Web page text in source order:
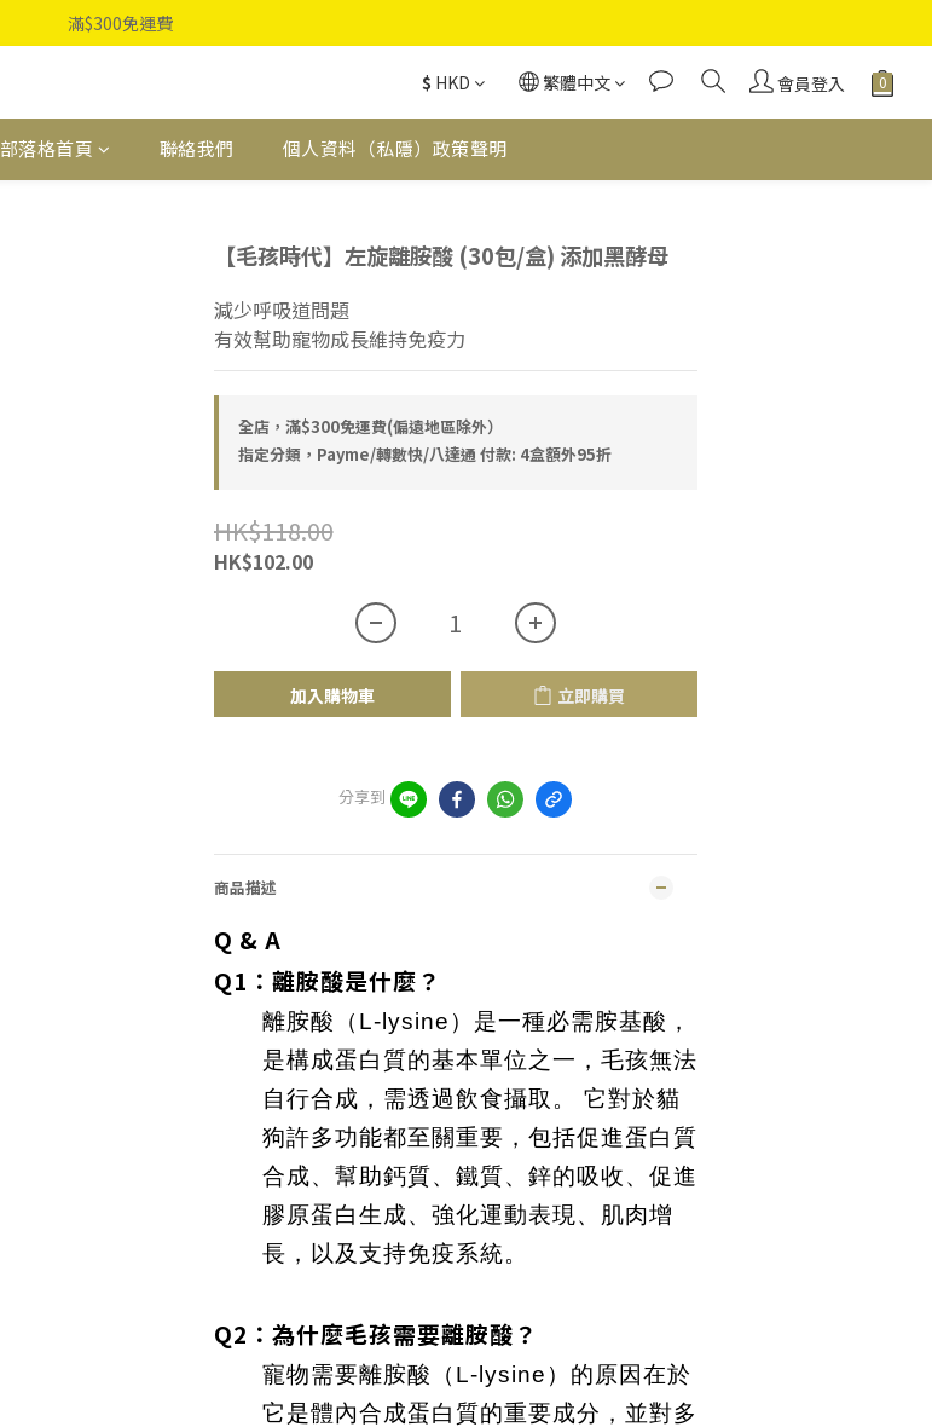
滿$300免運費
$ HKD 繁體中文 會員登入
部落格首頁 聯絡我們 個人資料（私隱）政策聲明
【毛孩時代】左旋離胺酸 (30包/盒) 添加黑酵母
減少呼吸道問題
有效幫助寵物成長維持免疫力
全店，滿$300免運費(偏遠地區除外）
指定分類，Payme/轉數快/八達通 付款: 4盒額外95折
HK$118.00
HK$102.00
加入購物車 立即購買
分享到
商品描述
Q & A
Q1：離胺酸是什麼？
離胺酸（L-lysine）是一種必需胺基酸，
是構成蛋白質的基本單位之一，毛孩無法
自行合成，需透過飲食攝取。 它對於貓
狗許多功能都至關重要，包括促進蛋白質
合成、幫助鈣質、鐵質、鋅的吸收、促進
膠原蛋白生成、強化運動表現、肌肉增
長，以及支持免疫系統。
Q2：為什麼毛孩需要離胺酸？
寵物需要離胺酸（L-lysine）的原因在於
它是體內合成蛋白質的重要成分，並對多